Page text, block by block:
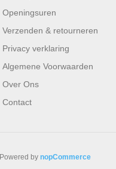
Openingsuren
Verzenden & retourneren
Privacy verklaring
Algemene Voorwaarden
Over Ons
Contact
Powered by nopCommerce